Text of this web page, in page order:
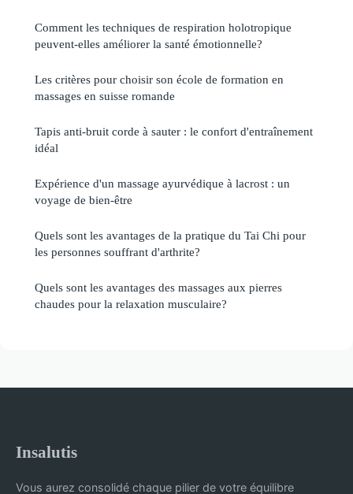
Comment les techniques de respiration holotropique
peuvent-elles améliorer la santé émotionnelle?
Les critères pour choisir son école de formation en
massages en suisse romande
Tapis anti-bruit corde à sauter : le confort d'entraînement
idéal
Expérience d'un massage ayurvédique à lacrost : un
voyage de bien-être
Quels sont les avantages de la pratique du Tai Chi pour
les personnes souffrant d'arthrite?
Quels sont les avantages des massages aux pierres
chaudes pour la relaxation musculaire?
Insalutis
Vous aurez consolidé chaque pilier de votre équilibre